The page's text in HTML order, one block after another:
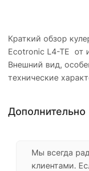
Краткий обзор
Ecotronic L4-TE от
Внешний вид,
технические
Дополнительно
Мы всегда
клиентами.